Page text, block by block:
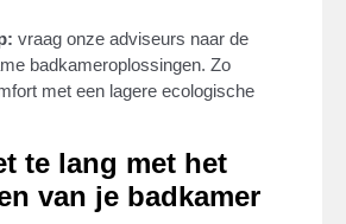
vraag onze adviseurs naar de
badkameroplossingen. Zo
met een lagere ecologische
te lang met het
van je badkamer